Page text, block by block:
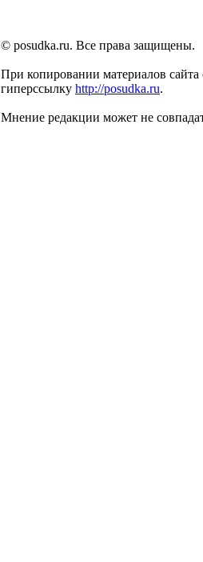
© posudka.ru. Все права защищены.
При копировании материалов сайта
гиперссылку http://posudka.ru.
Мнение редакции может не